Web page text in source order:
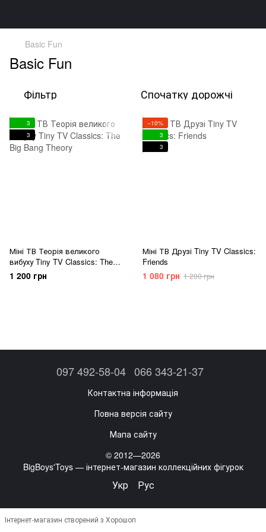
Basic Fun
Basic Fun
Фільтр Спочатку дорожчі
3
3
Міні ТВ Теорія великого
вибуху Tiny TV Classics: The
Big Bang Theory
1 200 грн
−10%
3
3
Міні ТВ Друзі Tiny TV Classics:
Friends
1 080 грн 1 200 грн
097 492-58-04 066 343-21-37
Контактна інформація
Повна версія сайту
Мапа сайту
© 2012—2026
BigBoys'Toys — інтернет-магазин коллекційних фігурок
Укр Рус
Інтернет-магазин створений з Хорошоп